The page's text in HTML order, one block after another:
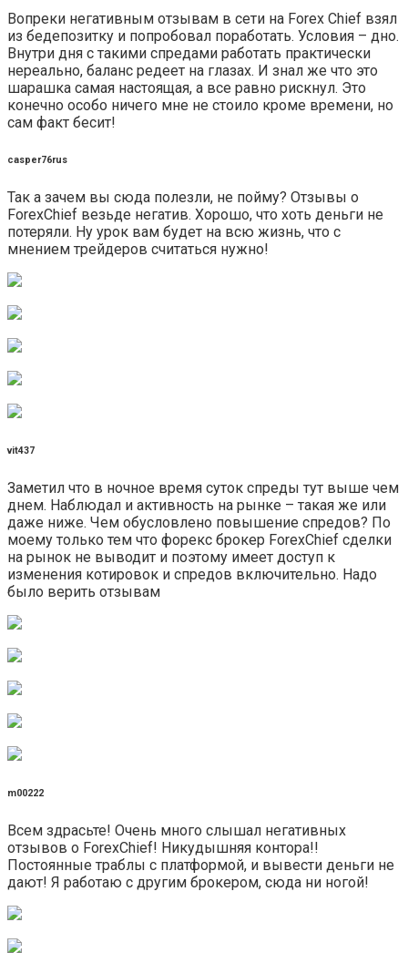
Вопреки негативным отзывам в сети на Forex Chief взял
из бедепозитку и попробовал поработать. Условия – дно.
Внутри дня с такими спредами работать практически
нереально, баланс редеет на глазах. И знал же что это
шарашка самая настоящая, а все равно рискнул. Это
конечно особо ничего мне не стоило кроме времени, но
сам факт бесит!
casper76rus
Так а зачем вы сюда полезли, не пойму? Отзывы о
ForexChief везьде негатив. Хорошо, что хоть деньги не
потеряли. Ну урок вам будет на всю жизнь, что с
мнением трейдеров считаться нужно!
vit437
Заметил что в ночное время суток спреды тут выше чем
днем. Наблюдал и активность на рынке – такая же или
даже ниже. Чем обусловлено повышение спредов? По
моему только тем что форекс брокер ForexChief сделки
на рынок не выводит и поэтому имеет доступ к
изменения котировок и спредов включительно. Надо
было верить отзывам
m00222
Всем здрасьте! Очень много слышал негативных
отзывов о ForexChief! Никудышняя контора!!
Постоянные траблы с платформой, и вывести деньги не
дают! Я работаю с другим брокером, сюда ни ногой!